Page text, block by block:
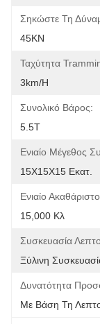
Σηκώστε Τη
45KN
Ταχύτητα
3km/h
Συνολικό Βάρος:
5.5T
Ενιαίο Μέγεθος
15X15X15 Εκατ.
Ενιαίο
15,000 Κλ
Συσκευασία
Ξύλινη
Δυνατότητα
Με Βάση Τη